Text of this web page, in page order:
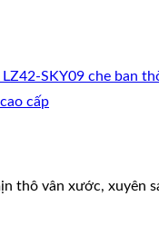
LZ42-SKY09 che ban
thô vân xước, xuyên